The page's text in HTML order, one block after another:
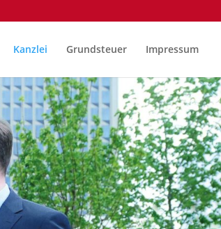
Kanzlei Grundsteuer Impressum